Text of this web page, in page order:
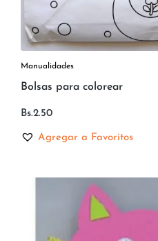
Manualidades
Bolsas para colorear
Bs.2.50
Agregar a Favoritos